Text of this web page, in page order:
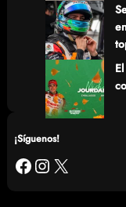
¡Síguenos!
Facebook Instagram X